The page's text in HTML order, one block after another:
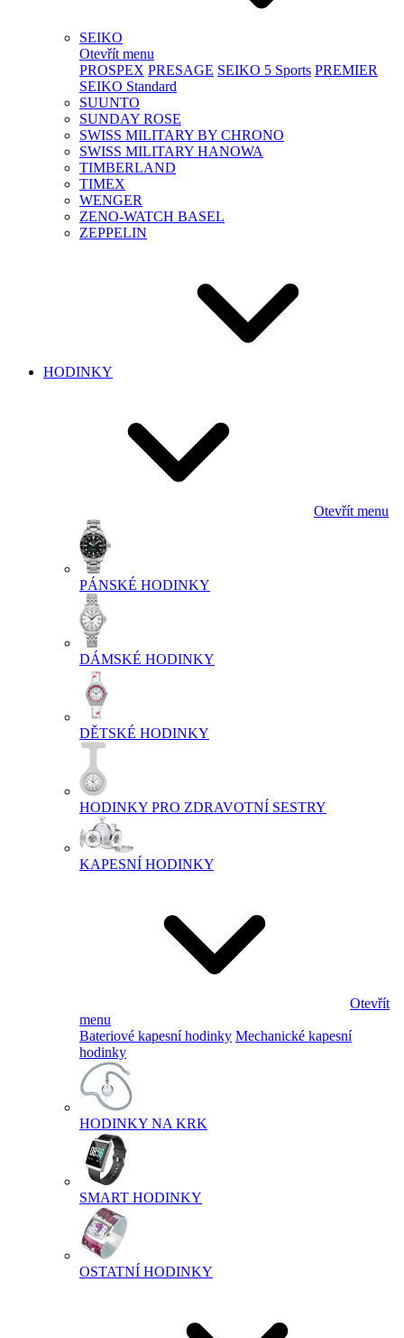
SEIKO
Otevřít menu
PROSPEX PRESAGE SEIKO 5 Sports PREMIER
SEIKO Standard
SUUNTO
SUNDAY ROSE
SWISS MILITARY BY CHRONO
SWISS MILITARY HANOWA
TIMBERLAND
TIMEX
WENGER
ZENO-WATCH BASEL
ZEPPELIN
HODINKY
Otevřít menu
PÁNSKÉ HODINKY
DÁMSKÉ HODINKY
DĚTSKÉ HODINKY
HODINKY PRO ZDRAVOTNÍ SESTRY
KAPESNÍ HODINKY
Otevřít
menu
Bateriové kapesní hodinky Mechanické kapesní
hodinky
HODINKY NA KRK
SMART HODINKY
OSTATNÍ HODINKY